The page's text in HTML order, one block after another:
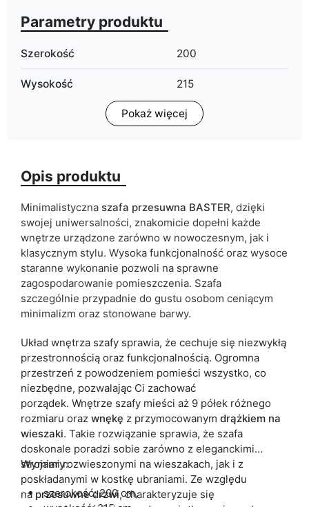
Parametry produktu
Szerokość 200
Wysokość 215
58
Wykończenie
Kolorystyka biały
Lustro nie
ean13 5904870891292
Termin dostawy: 10 dni roboczych
Ze względu na proces produkcyjny i właściwości materiałów,
Pokaż więcej
Opis produktu
Minimalistyczna szafa przesuwna BASTER, dzięki
swojej uniwersalności, znakomicie dopełni każde
wnętrze urządzone zarówno w nowoczesnym, jak i
klasycznym stylu. Wysoka funkcjonalność oraz wysoce
staranne wykonanie pozwoli na sprawne
zagospodarowanie pomieszczenia. Szafa
szczególnie przypadnie do gustu osobom ceniącym
minimalizm oraz stonowane barwy.
Układ wnętrza szafy sprawia, że cechuje się niezwykłą
przestronnością oraz funkcjonalnością. Ogromna
przestrzeń z powodzeniem pomieści wszystko, co
niezbędne, pozwalając Ci zachować
porządek. Wnętrze szafy mieści aż 9 półek różnego
rozmiaru oraz wnękę z przymocowanym drążkiem na
wieszaki. Takie rozwiązanie sprawia, że szafa
doskonale poradzi sobie zarówno z eleganckimi
strojami rozwieszonymi na wieszakach, jak i z
poskładanymi w kostkę ubraniami. Ze względu
na przesuwne drzwi, charakteryzuje się
Wymiary:
szerokość: 200 cm,